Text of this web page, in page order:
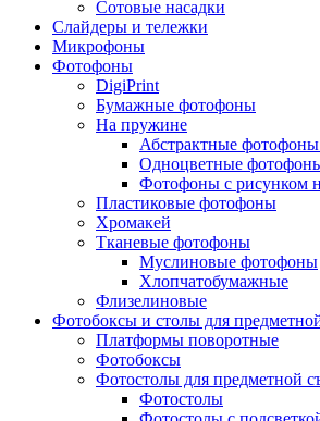
Сотовые насадки
Слайдеры и тележки
Микрофоны
Фотофоны
DigiPrint
Бумажные фотофоны
На пружине
Абстрактные
Одноцветные
Фотофоны с рисунком
Пластиковые фотофоны
Хромакей
Тканевые фотофоны
Муслиновые фотофоны
Хлопчатобумажные
Флизелиновые
Фотобоксы и столы для
Платформы поворотные
Фотобоксы
Фотостолы для предметной
Фотостолы